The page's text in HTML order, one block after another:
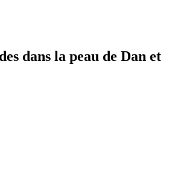
dans la peau de Dan et